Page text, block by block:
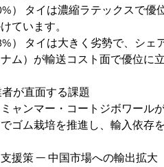
） タイは濃縮ラテックスで優
ています。
） タイは大きく劣勢で、シェ
ム）が輸送コスト面で優位に
が直面する課題
ャンマー・コートジボワール
ゴム栽培を推進し、輸入依存
援策 ― 中国市場への輸出拡大